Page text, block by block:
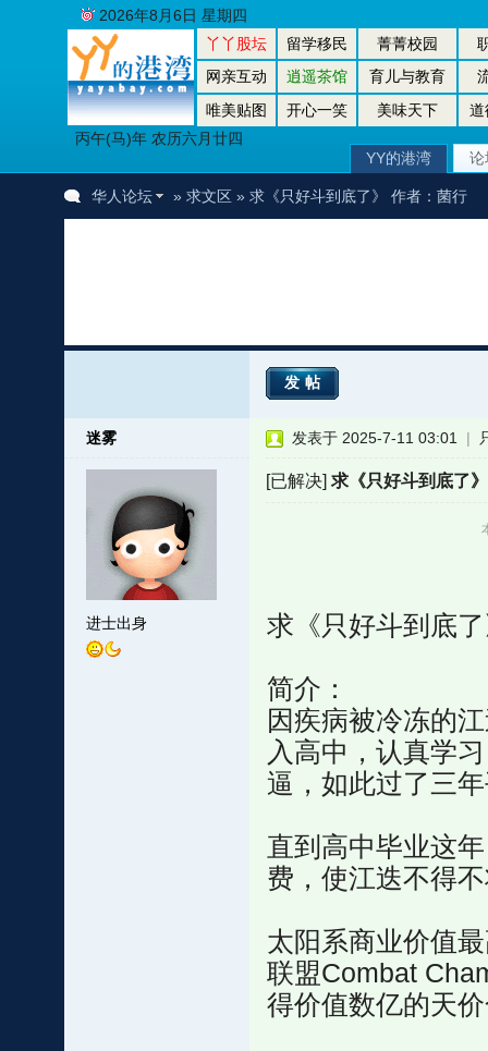
丫丫股坛 留学移民 菁菁校园
网亲互动
逍遥茶馆 育儿与教育
唯美贴图
开心一笑 美味天下
道
丙午(马)年 农历六月廿四
2026年8月6日 星期四
YY的港湾 论
华人论坛 » 求文区» 求《只好斗到底了》 作者：菌行
发帖
迷雾
进士出身
发表于 2025-7-11 03:01 |
[已解决]求《只好斗到底了
求《只好斗到底
简介：
因疾病被冷冻的
入高中，认真学
逼，如此过了三
直到高中毕业这
费，使江迭不得
太阳系商业价值
联盟Combat
得价值数亿的天